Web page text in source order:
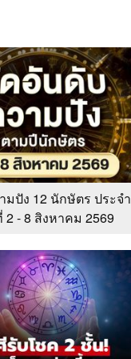
มปัง 12 นักษัตร ประจำ
- 8 สิงหาคม 2569